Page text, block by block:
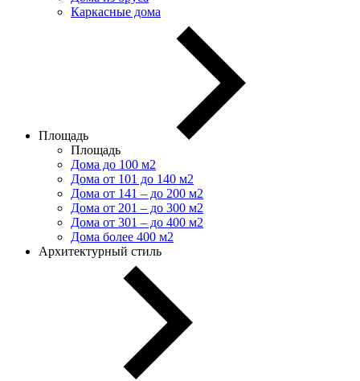
Каркасные дома
Площадь
Площадь
Дома до 100 м2
Дома от 101 до 140 м2
Дома от 141 – до 200 м2
Дома от 201 – до 300 м2
Дома от 301 – до 400 м2
Дома более 400 м2
Архитектурный стиль